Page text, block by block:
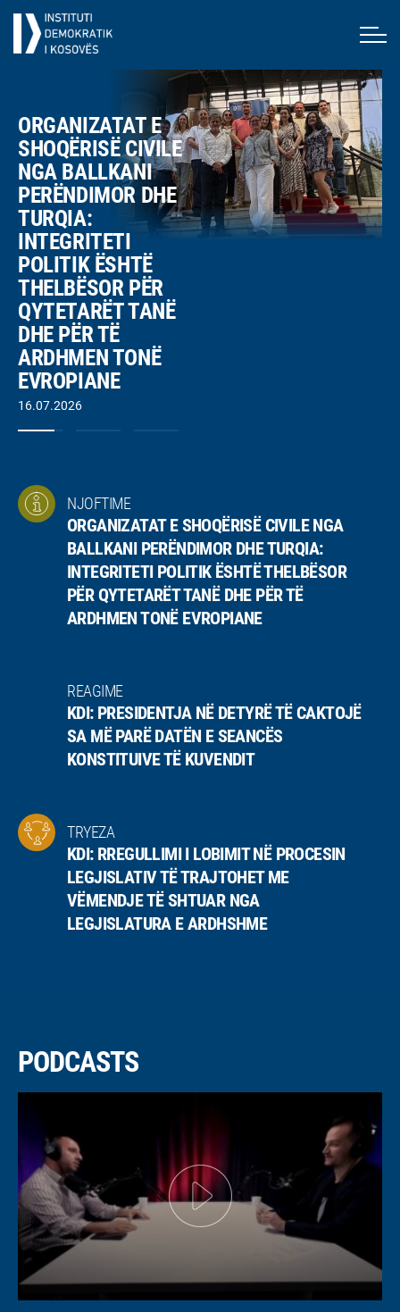
ORGANIZATAT E
SHOQËRISË CIVILE
NGA BALLKANI
PERËNDIMOR DHE
TURQIA:
INTEGRITETI
POLITIK ËSHTË
THELBËSOR PËR
QYTETARËT TANË
DHE PËR TË
ARDHMEN TONË
EVROPIANE
16.07.2026
NJOFTIME
ORGANIZATAT E SHOQËRISË CIVILE NGA
BALLKANI PERËNDIMOR DHE TURQIA:
INTEGRITETI POLITIK ËSHTË THELBËSOR
PËR QYTETARËT TANË DHE PËR TË
ARDHMEN TONË EVROPIANE
REAGIME
KDI: PRESIDENTJA NË DETYRË TË CAKTOJË
SA MË PARË DATËN E SEANCËS
KONSTITUIVE TË KUVENDIT
TRYEZA
KDI: RREGULLIMI I LOBIMIT NË PROCESIN
LEGJISLATIV TË TRAJTOHET ME
VËMENDJE TË SHTUAR NGA
LEGJISLATURA E ARDHSHME
PODCASTS